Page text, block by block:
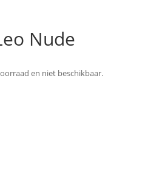
Nude
en niet beschikbaar.